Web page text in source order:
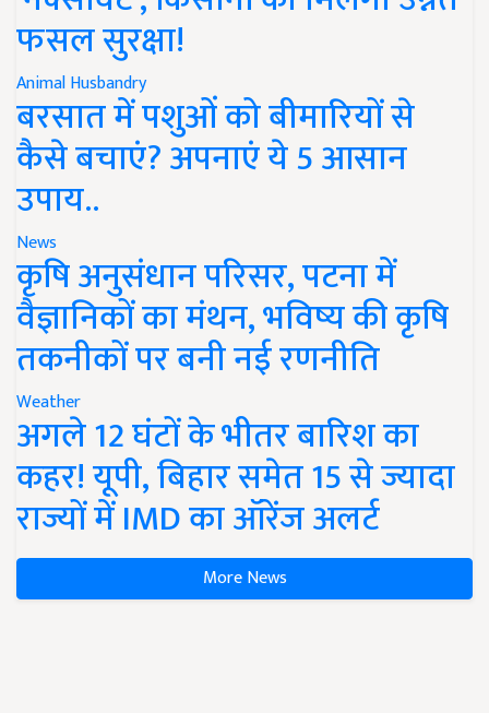
फसल सुरक्षा!
Animal Husbandry
बरसात में पशुओं को बीमारियों से
कैसे बचाएं? अपनाएं ये 5 आसान
उपाय..
News
कृषि अनुसंधान परिसर, पटना में
वैज्ञानिकों का मंथन, भविष्य की कृषि
तकनीकों पर बनी नई रणनीति
Weather
अगले 12 घंटों के भीतर बारिश का
कहर! यूपी, बिहार समेत 15 से ज्यादा
राज्यों में IMD का ऑरेंज अलर्ट
More News